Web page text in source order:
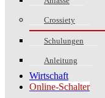
Crossiety
Schulungen
Anleitung
Wirtschaft
Online-Schalter